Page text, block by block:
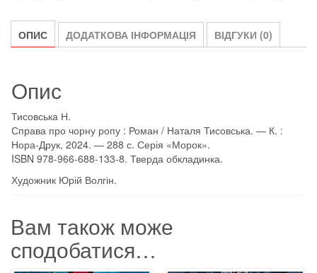
ОПИС ДОДАТКОВА ІНФОРМАЦІЯ ВІДГУКИ (0)
Опис
Тисовська Н.
Справа про чорну ропу : Роман / Наталя Тисовська. — К. :
Нора-Друк, 2024. — 288 с. Серія «Морок».
ISBN 978-966-688-133-8. Тверда обкладинка.
Художник Юрій Волгін.
Вам також може
сподобатися…